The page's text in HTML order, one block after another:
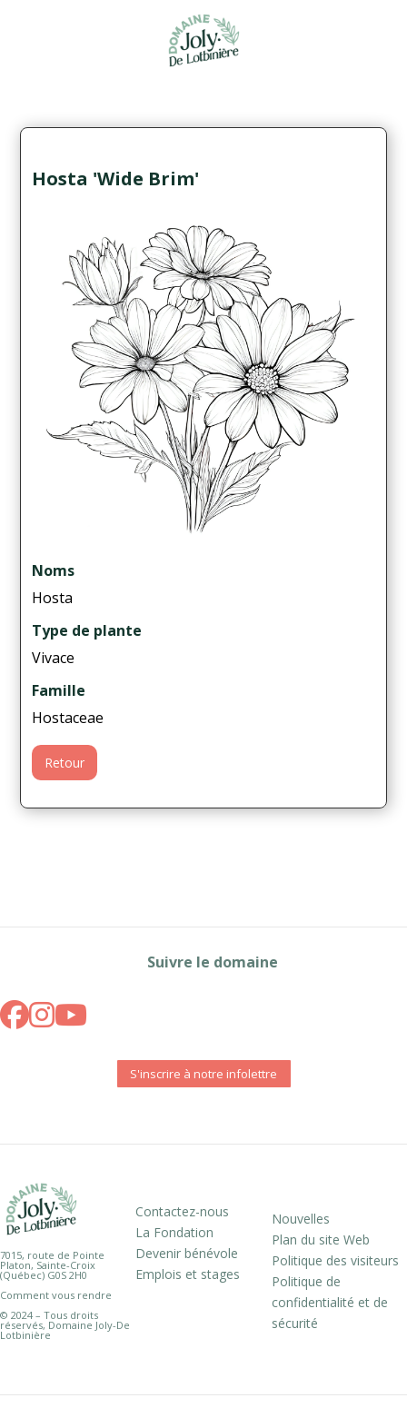
Hosta 'Wide Brim'
Noms
Hosta
Type de plante
Vivace
Famille
Hostaceae
Retour
Suivre le domaine
S'inscrire à notre infolettre
7015, route de Pointe
Platon, Sainte-Croix
(Québec) G0S 2H0
Comment vous rendre
© 2024 – Tous droits
réservés, Domaine Joly-De
Lotbinière
Contactez-nous
La Fondation
Devenir bénévole
Emplois et stages
Nouvelles
Plan du site Web
Politique des visiteurs
Politique de
confidentialité et de
sécurité